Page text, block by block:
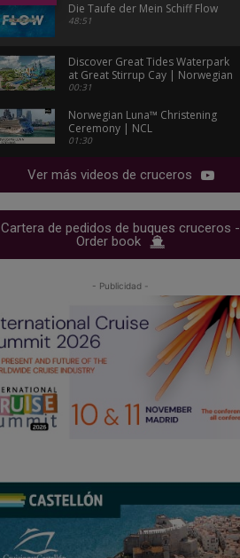
Die Taufe der Mein Schiff Flow
48:51
Discover Great Tides Waterpark
at Great Stirrup Cay | Norwegian
Cruise Line
00:31
Norwegian Luna™ Christening
Ceremony | NCL
01:30
Ver más videos de cruceros
Cartera de pedidos de buques cruceros -
Order book
- Publicidad -